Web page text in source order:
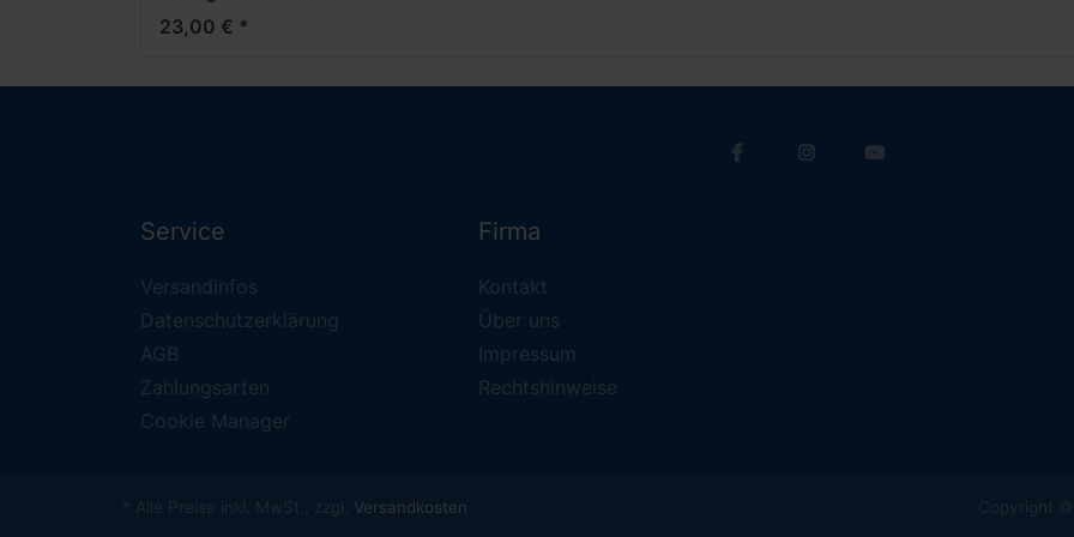
23,00 € *
Service
Versandinfos
Datenschutzerklärung
AGB
Zahlungsarten
Cookie Manager
Firma
Kontakt
Über uns
Impressum
Rechtshinweise
* Alle Preise inkl. MwSt., zzgl. Versandkosten Copyright ©